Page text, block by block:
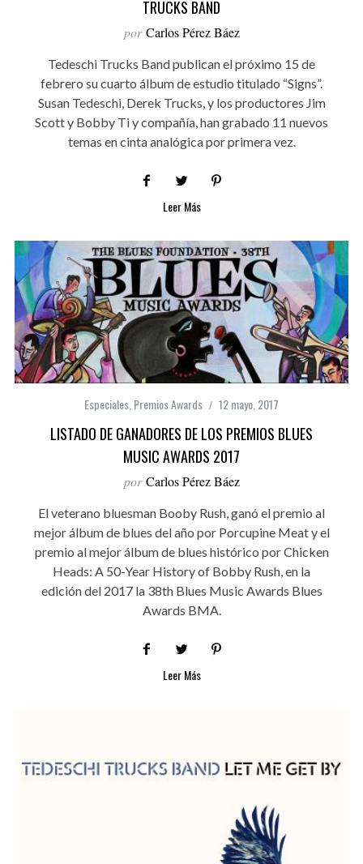
TRUCKS BAND
por Carlos Pérez Báez
Tedeschi Trucks Band publican el próximo 15 de
febrero su cuarto álbum de estudio titulado “Signs”.
Susan Tedeschi, Derek Trucks, y los productores Jim
Scott y Bobby Ti y compañía, han grabado 11 nuevos
temas en cinta analógica por primera vez.
Leer Más
Especiales Premios Awards 12 mayo, 2017
LISTADO DE GANADORES DE LOS PREMIOS BLUES
MUSIC AWARDS 2017
por Carlos Pérez Báez
El veterano bluesman Booby Rush, ganó el premio al
mejor álbum de blues del año por Porcupine Meat y el
premio al mejor álbum de blues histórico por Chicken
Heads: A 50-Year History of Bobby Rush, en la
edición del 2017 la 38th Blues Music Awards Blues
Awards BMA.
Leer Más